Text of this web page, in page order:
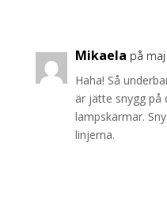
Mikaela på
Haha! Så
är jätte snygg på
lampskärmar.
linjerna.